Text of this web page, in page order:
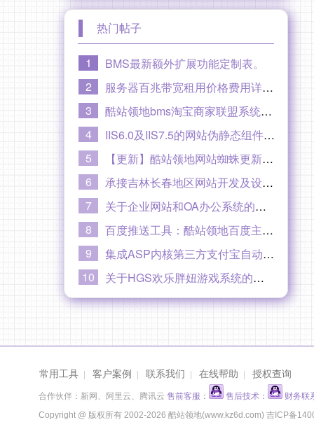
热门帖子
1
BMS最新额外扩展功能定制表。
2
服务器百兆带宽租用价格费用详情，100M百兆专线光纤线路。
3
酷站领地bms淘宝商家联盟系统【至尊版】大概功能介绍
4
IIS6.0及IIS7.5的网站伪静态组件ISAPI_Rewrite和URLRewrite下载
5
【更新】酷站领地网站蜘蛛更新到V2.0版本20180403
6
承接吉林长春地区网站开发及设计制作
7
关于企业网站和OA办公系统的开发价格和费用
8
百度推送工具：酷站领地百度主动推送功能教程
9
集成ASP内核第三方支付宝自动即时到账接口业务及ASP微信支付接口开发
10
关于HGS欢乐胖妞游戏系统的免责声明
常用工具 | 客户案例 | 联系我们 | 在线帮助 | 授权查询
合作伙伴：新网、阿里云、腾讯云 售前客服： 售后技术：
财务联
Copyright @ 版权所有 2002-2026 酷站领地(www.kz6d.com) 吉ICP备